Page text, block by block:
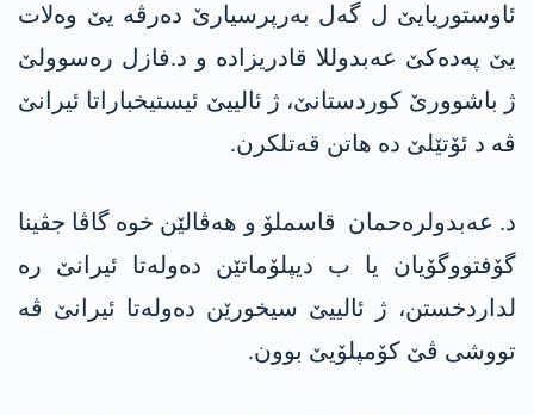
ئاوستوریایێ ل گەل بەرپرسیارێ دەرڤە یێ وه‌لات
یێ په‌ده‌كێ عه‌بدوللا قادریزادە و د.فازل رەسوولێ
ژ باشوورێ کوردستانێ، ژ ئالییێ ئیستیخباراتا ئیرانێ
ڤە د ئۆتێلێ دە هاتن قەتلکرن.
د. عەبدولرەحمان قاسملۆ و هەڤالێن خوە گاڤا جڤینا
گۆفتووگۆیان یا ب دیپلۆماتێن دەولەتا ئیرانێ رە
لداردخستن، ژ ئالییێ سیخورێن دەولەتا ئیرانێ ڤە
تووشی ڤێ کۆمپلۆیێ بوون.